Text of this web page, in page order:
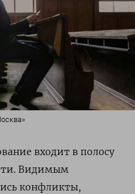
входит в полосу
Видимым
конфликты,